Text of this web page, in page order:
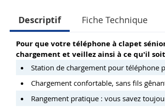
Descriptif Fiche Technique
Pour que votre téléphone à clapet
chargement et veillez ainsi à ce qu'il
Station de chargement pour téléphone
Chargement confortable, sans fils
Rangement pratique : vous savez